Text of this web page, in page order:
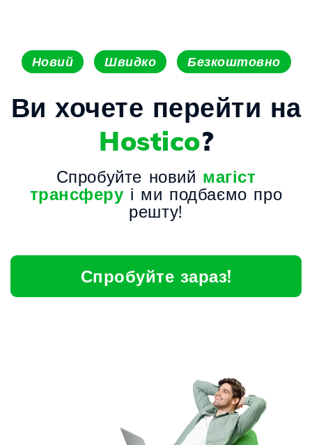
Новий Швидко Безкоштовно
Ви хочете перейти на
Hostico?
Спробуйте новий магіст
трансферу і ми подбаємо про
решту!
Спробуйте зараз!